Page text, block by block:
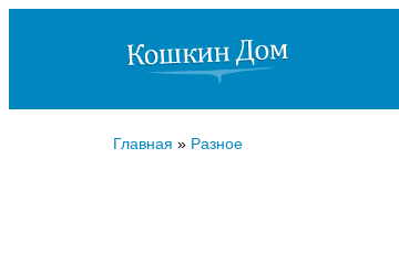
Главная » Разное